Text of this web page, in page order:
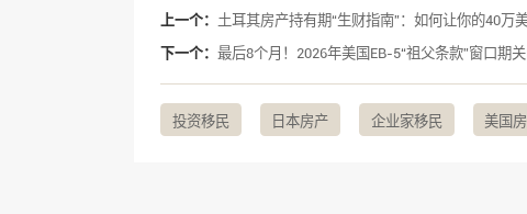
上一个： 土耳其房产持有期“生财指南”：如何让你的40万
下一个：最后8个月！2026年美国EB-5“祖父条款”窗口期
投资移民 日本房产 企业家移民 美国